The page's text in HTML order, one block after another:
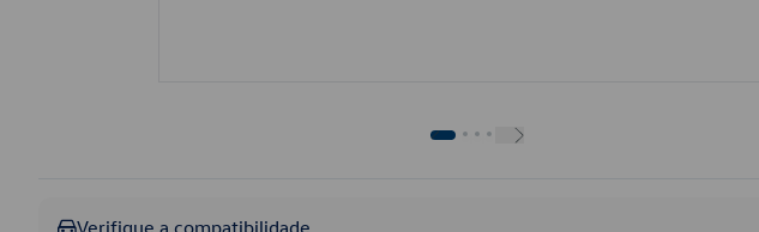
Verifique a compatibilidade